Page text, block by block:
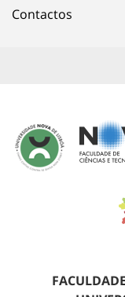
Contactos